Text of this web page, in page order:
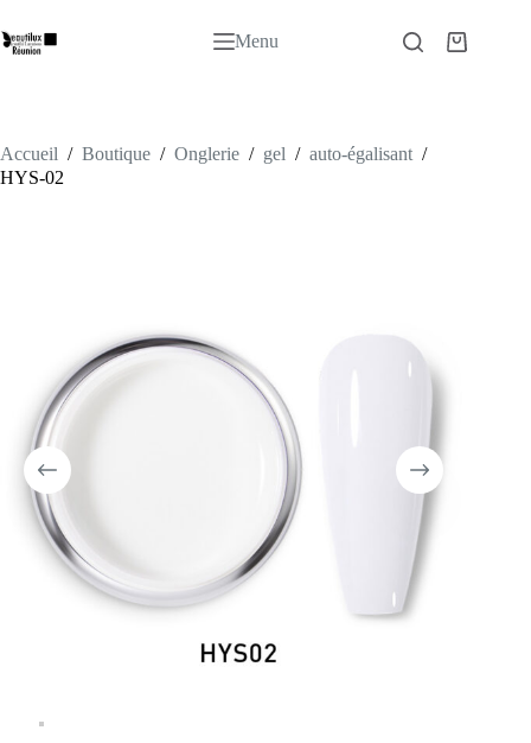
au
contenu
Menu
Panier
Accueil / Boutique / Onglerie / gel / auto-égalisant /
HYS-02